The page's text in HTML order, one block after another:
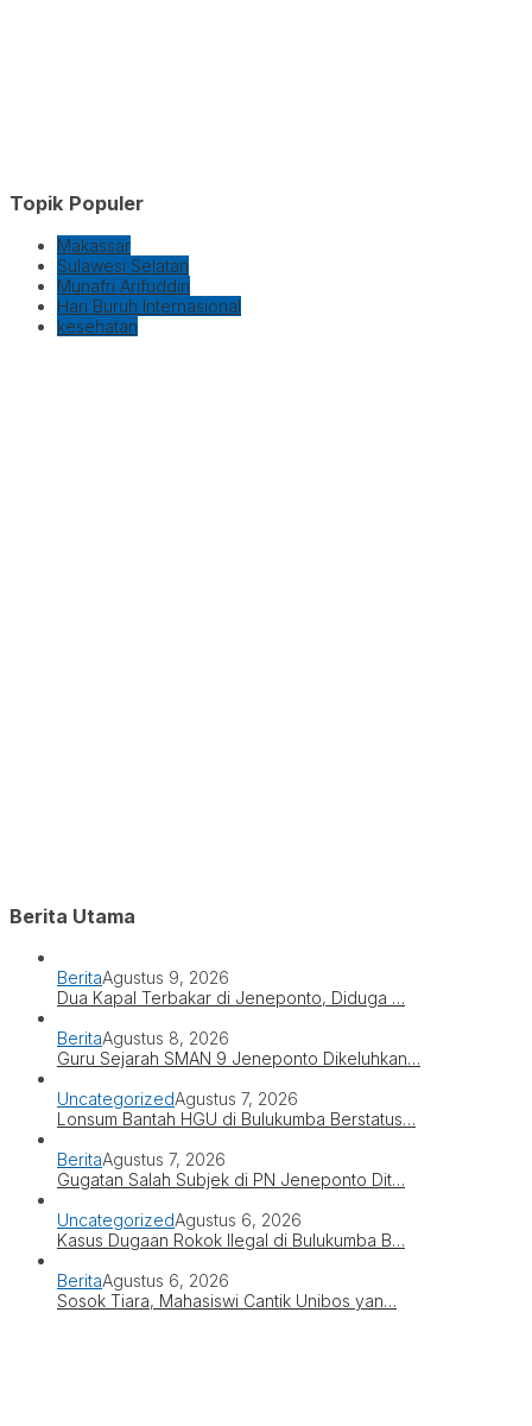
Topik Populer
Makassar
Sulawesi Selatan
Munafri Arifuddin
Hari Buruh Internasional
kesehatan
Berita Utama
BeritaAgustus 9, 2026
Dua Kapal Terbakar di Jeneponto, Diduga …
BeritaAgustus 8, 2026
Guru Sejarah SMAN 9 Jeneponto Dikeluhkan…
UncategorizedAgustus 7, 2026
Lonsum Bantah HGU di Bulukumba Berstatus…
BeritaAgustus 7, 2026
Gugatan Salah Subjek di PN Jeneponto Dit…
UncategorizedAgustus 6, 2026
Kasus Dugaan Rokok Ilegal di Bulukumba B…
BeritaAgustus 6, 2026
Sosok Tiara, Mahasiswi Cantik Unibos yan…